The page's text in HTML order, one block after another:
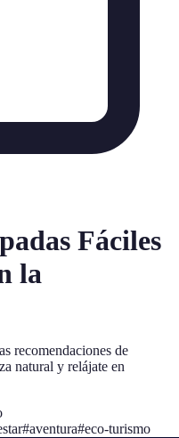
Fáciles
la
recomendaciones de
natural y relájate en
#aventura#eco-turismo